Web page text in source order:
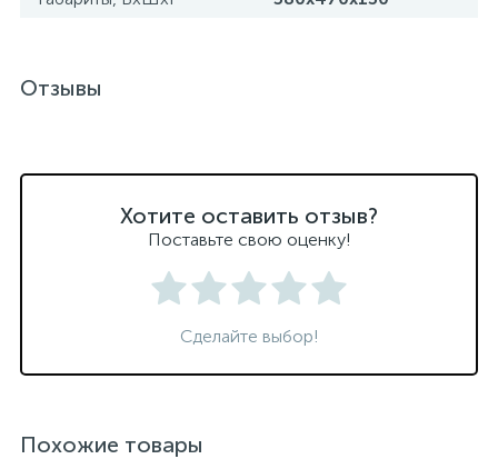
Отзывы
Хотите оставить отзыв?
Поставьте свою оценку!
Сделайте выбор!
Похожие товары